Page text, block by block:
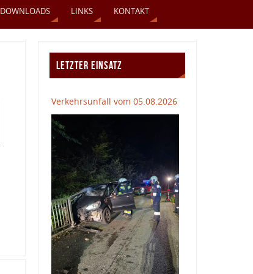
DOWNLOADS LINKS KONTAKT
LETZTER EINSATZ
Verkehrsunfall vom 05.08.2026